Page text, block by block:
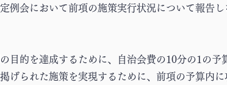
例会において前項の施策実行状況について報告し
目的を達成するために、自治会費の10分の1の予
げられた施策を実現するために、前項の予算内